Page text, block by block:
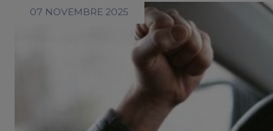
07 NOVEMBRE 2025